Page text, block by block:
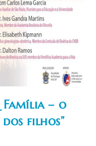
– o
filhos”